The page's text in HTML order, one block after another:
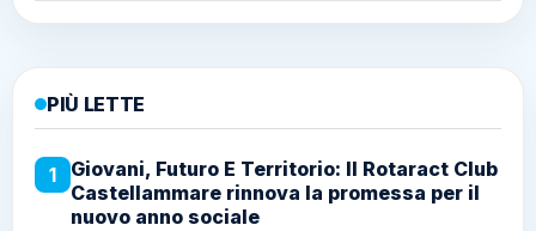
PIÙ LETTE
1
Giovani, Futuro E Territorio: Il Rotaract Club
Castellammare rinnova la promessa per il
nuovo anno sociale